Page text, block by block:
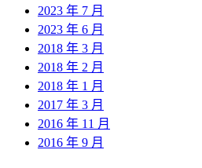
2023 年 7 月
2023 年 6 月
2018 年 3 月
2018 年 2 月
2018 年 1 月
2017 年 3 月
2016 年 11 月
2016 年 9 月